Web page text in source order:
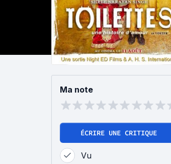
Ma note
ÉCRIRE UNE CRITIQUE
Vu